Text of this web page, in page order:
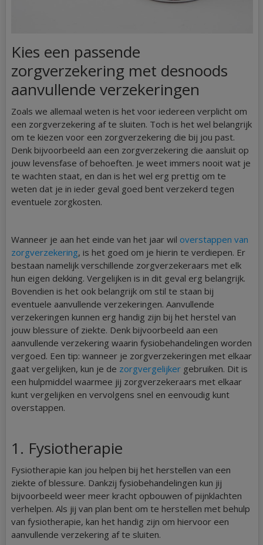
Kies een passende
zorgverzekering met desnoods
aanvullende verzekeringen
Zoals we allemaal weten is het voor iedereen verplicht om
een zorgverzekering af te sluiten. Toch is het wel belangrijk
om te kiezen voor een zorgverzekering die bij jou past.
Denk bijvoorbeeld aan een zorgverzekering die aansluit op
jouw levensfase of behoeften. Je weet immers nooit wat je
te wachten staat, en dan is het wel erg prettig om te
weten dat je in ieder geval goed bent verzekerd tegen
eventuele zorgkosten.
Wanneer je aan het einde van het jaar wil overstappen van
zorgverzekering, is het goed om je hierin te verdiepen. Er
bestaan namelijk verschillende zorgverzekeraars met elk
hun eigen dekking. Vergelijken is in dit geval erg belangrijk.
Bovendien is het ook belangrijk om stil te staan bij
eventuele aanvullende verzekeringen. Aanvullende
verzekeringen kunnen erg handig zijn bij het herstel van
jouw blessure of ziekte. Denk bijvoorbeeld aan een
aanvullende verzekering waarin fysiobehandelingen worden
vergoed. Een tip: wanneer je zorgverzekeringen met elkaar
gaat vergelijken, kun je de zorgvergelijker gebruiken. Dit is
een hulpmiddel waarmee jij zorgverzekeraars met elkaar
kunt vergelijken en vervolgens snel en eenvoudig kunt
overstappen.
1. Fysiotherapie
Fysiotherapie kan jou helpen bij het herstellen van een
ziekte of blessure. Dankzij fysiobehandelingen kun jij
bijvoorbeeld weer meer kracht opbouwen of pijnklachten
verhelpen. Als jij van plan bent om te herstellen met behulp
van fysiotherapie, kan het handig zijn om hiervoor een
aanvullende verzekering af te sluiten.